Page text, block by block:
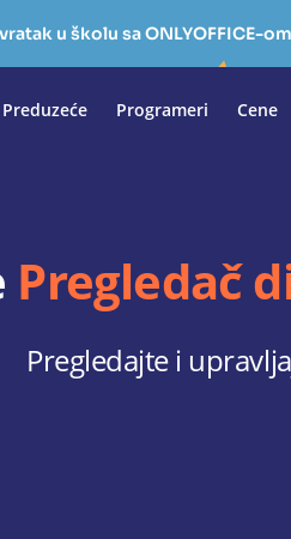
u školu sa ONLYOFFICE-
Preduzeće Programeri Cene
Pregledač
Pregledajte i